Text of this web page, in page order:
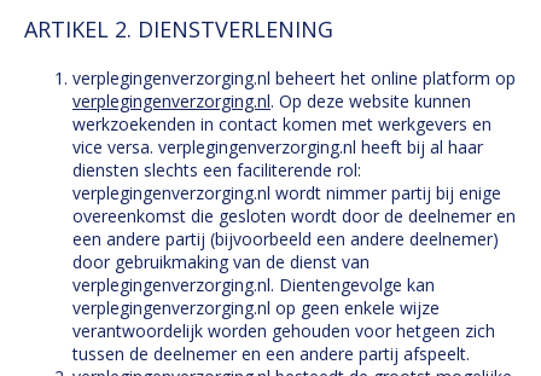
ARTIKEL 2. DIENSTVERLENING
verplegingenverzorging.nl beheert het online platform op
verplegingenverzorging.nl. Op deze website kunnen
werkzoekenden in contact komen met werkgevers en
vice versa. verplegingenverzorging.nl heeft bij al haar
diensten slechts een faciliterende rol:
verplegingenverzorging.nl wordt nimmer partij bij enige
overeenkomst die gesloten wordt door de deelnemer en
een andere partij (bijvoorbeeld een andere deelnemer)
door gebruikmaking van de dienst van
verplegingenverzorging.nl. Dientengevolge kan
verplegingenverzorging.nl op geen enkele wijze
verantwoordelijk worden gehouden voor hetgeen zich
tussen de deelnemer en een andere partij afspeelt.